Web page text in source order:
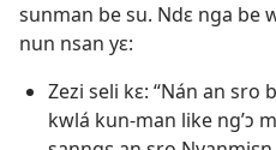
sunman be su. Ndɛ nga be
nun nsan yɛ:
Zezi seli kɛ: “Nán an sro
kwlá kun-man like ng’ɔ